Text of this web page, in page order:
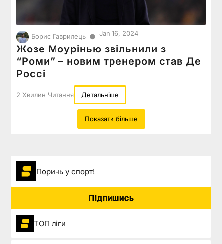
Борис Гаврилець ● Jan 16, 2024
Жозе Моурінью звільнили з
“Роми” – новим тренером став Де
Россі
2 Хвилин Читання Детальніше
Показати більше
Поринь у спорт!
Підпишись
ТОП ліги